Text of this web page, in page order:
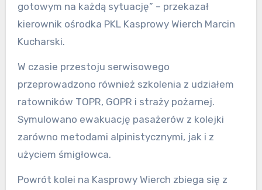
gotowym na każdą sytuację” – przekazał
kierownik ośrodka PKL Kasprowy Wierch Marcin
Kucharski.
W czasie przestoju serwisowego
przeprowadzono również szkolenia z udziałem
ratowników TOPR, GOPR i straży pożarnej.
Symulowano ewakuację pasażerów z kolejki
zarówno metodami alpinistycznymi, jak i z
użyciem śmigłowca.
Powrót kolei na Kasprowy Wierch zbiega się z